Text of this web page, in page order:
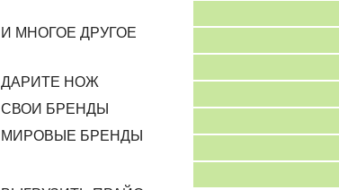
И МНОГОЕ ДРУГОЕ
ДАРИТЕ НОЖ
CВОИ БРЕНДЫ
МИРОВЫЕ БРЕНДЫ